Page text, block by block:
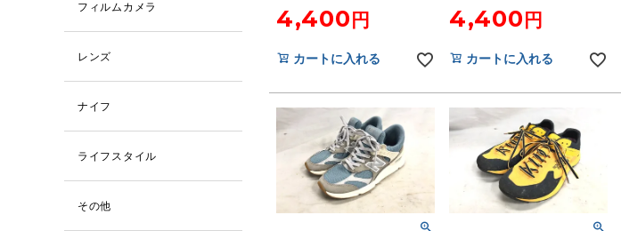
4,400
カートに入れる
4,400
カートに入れる
フィルムカメラ
レンズ
ナイフ
ライフスタイル
その他